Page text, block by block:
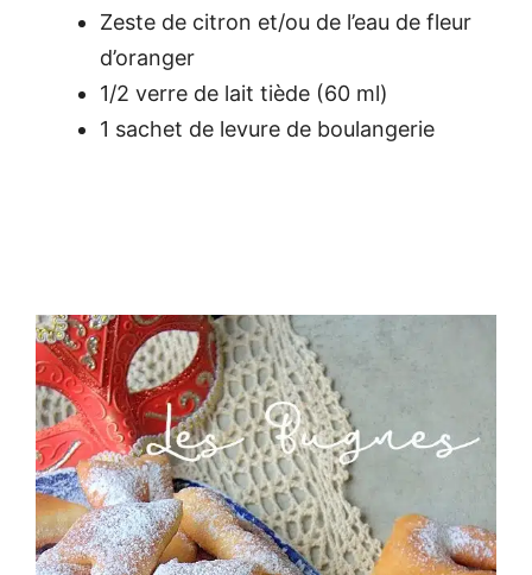
Zeste de citron et/ou de l’eau de fleur
d’oranger
1/2 verre de lait tiède (60 ml)
1 sachet de levure de boulangerie